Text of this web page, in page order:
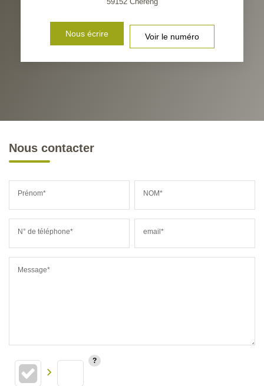
Nous écrire Voir le numéro
Nous contacter
Prénom* NOM*
N° de téléphone* email*
Message*